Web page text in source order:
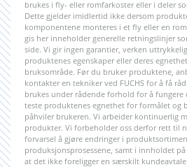
brukes i fly- eller romfarkoster eller i deler
Dette gjelder imidlertid ikke dersom
komponentene monteres i et fly eller en
gis her inneholder generelle retningslinjer
side. Vi gir ingen garantier, verken
produktenes egenskaper eller deres
bruksområde. Før du bruker produktene,
kontakter en tekniker ved FUCHS for å få
brukes under rådende forhold for å
teste produktenes egnethet for formålet og
påhviler brukeren. Vi arbeider kontinuerlig
produkter. Vi forbeholder oss derfor rett til
forvarsel å gjøre endringer i
produksjonsprosessene, samt i innholdet
at det ikke foreligger en særskilt